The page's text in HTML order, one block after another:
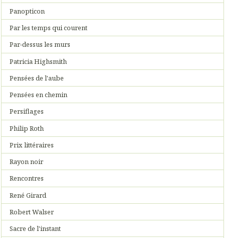
Panopticon
Par les temps qui courent
Par-dessus les murs
Patricia Highsmith
Pensées de l'aube
Pensées en chemin
Persiflages
Philip Roth
Prix littéraires
Rayon noir
Rencontres
René Girard
Robert Walser
Sacre de l'instant